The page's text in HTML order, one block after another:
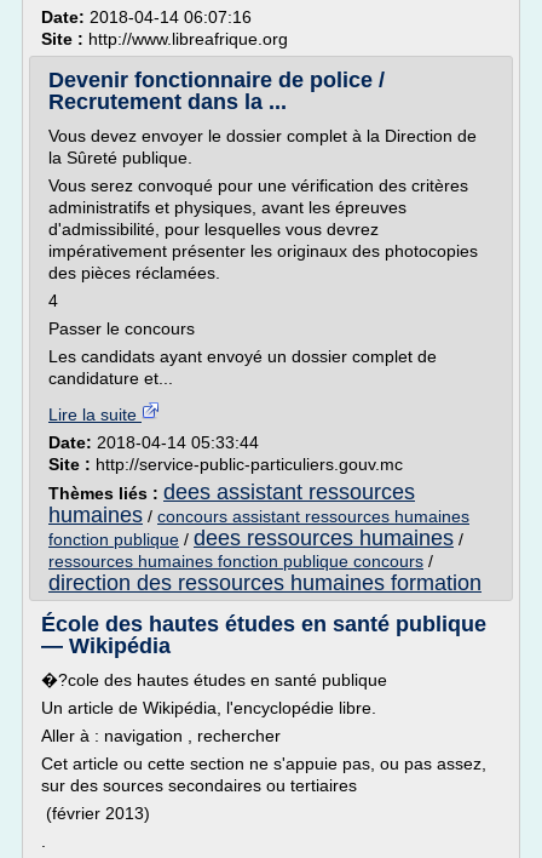
Date: 2018-04-14 06:07:16
Site : http://www.libreafrique.org
Devenir fonctionnaire de police /
Recrutement dans la ...
Vous devez envoyer le dossier complet à la Direction de
la Sûreté publique.
Vous serez convoqué pour une vérification des critères
administratifs et physiques, avant les épreuves
d'admissibilité, pour lesquelles vous devrez
impérativement présenter les originaux des photocopies
des pièces réclamées.
4
Passer le concours
Les candidats ayant envoyé un dossier complet de
candidature et...
Lire la suite
Date: 2018-04-14 05:33:44
Site : http://service-public-particuliers.gouv.mc
Thèmes liés : dees assistant ressources
humaines / concours assistant ressources humaines
fonction publique / dees ressources humaines /
ressources humaines fonction publique concours /
direction des ressources humaines formation
École des hautes études en santé publique
— Wikipédia
�?cole des hautes études en santé publique
Un article de Wikipédia, l'encyclopédie libre.
Aller à : navigation , rechercher
Cet article ou cette section ne s'appuie pas, ou pas assez,
sur des sources secondaires ou tertiaires
(février 2013)